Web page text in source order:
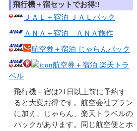
飛行機＋宿セットでお得!!
ＪＡＬ＋宿泊 ＪＡＬパック
ＡＮＡ＋宿泊 ＡＮＡ旅作
航空券＋宿泊 じゃらんパック
航空券＋宿泊 楽天トラ
ベル
飛行機＋宿は21日以上前に予約す
ると大変お得です。航空会社プラン
に加え、じゃらん、楽天トラベルの
パックがあります。同じ航空便とホ